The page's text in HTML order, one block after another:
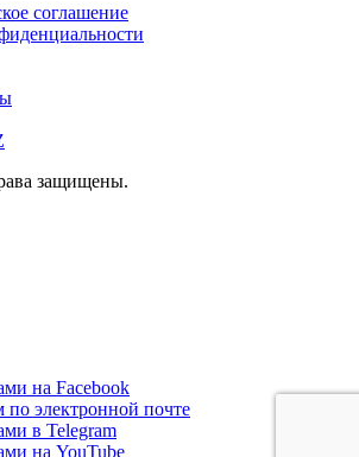
соглашение
защищены.
на Facebook
электронной почте
в Telegram
на YouTube